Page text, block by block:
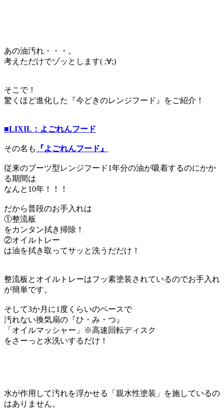
あの油汚れ・・・。
考えただけでゾッとします( ;∀;)
そこで！
驚くほど進化した『今どきのレンジフード』をご紹介！
■LIXIL：よごれんフード
その名も 『よごれんフード』
従来のブーツ型レンジフード1年分の油が吸着するのにかか
る期間は
なんと10年！！！
だから普段のお手入れは
①整流板
をカンタン拭き掃除！
②オイルトレー
は油を拭き取ってサッと洗うだだけ！
整流板とオイルトレーはフッ素塗装されているのでお手入れ
が簡単です。
そして3か月に1度くらいのペースで
汚れない換気扇の『ひ・み・つ』
「オイルマッシャー」※高速回転ディスク
をさーっと水洗いするだけ！
水が作用して汚れを浮かせる「親水性塗装」を施しているの
はありません。